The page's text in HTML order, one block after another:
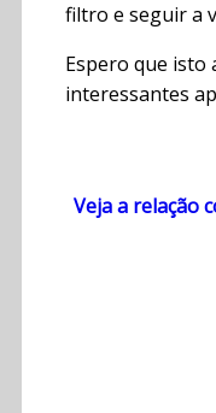
filtro e seguir a
Espero que isto
interessantes
Veja a relação